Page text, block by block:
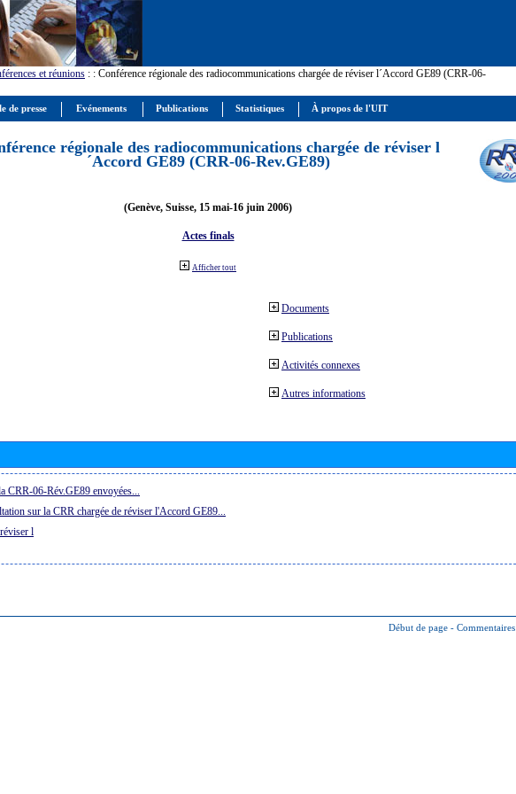
et réunions : : Conférence régionale des radiocommunications chargée de réviser l´Accord GE89 (CRR-06-
régionale des radiocommunications chargée de réviser l
´Accord GE89 (CRR-06-Rev.GE89)
(Genève, Suisse, 15 mai-16 juin 2006)
Actes finals
Afficher tout
Documents
Publications
Activités connexes
Autres informations
CRR-06-Rév.GE89 envoyées...
sur la CRR chargée de réviser l'Accord GE89...
l
Début de page - Commentaires
de presse Evénements Publications Statistiques À propos de l'UIT